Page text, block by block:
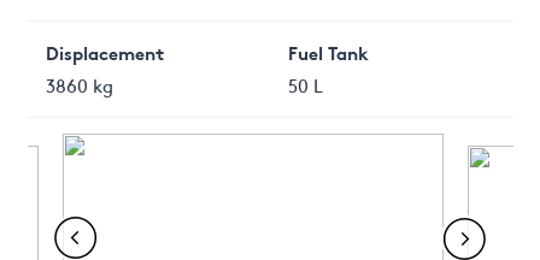
Displacement
3860 kg
Fuel Tank
50 L